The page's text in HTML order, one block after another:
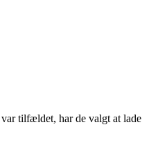
tilfældet, har de valgt at lade